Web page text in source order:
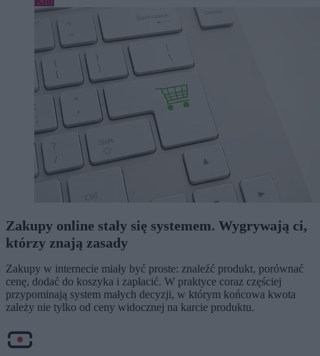
Zakupy online stały się systemem. Wygrywają ci,
którzy znają zasady
Zakupy w internecie miały być proste: znaleźć produkt, porównać
cenę, dodać do koszyka i zapłacić. W praktyce coraz częściej
przypominają system małych decyzji, w którym końcowa kwota
zależy nie tylko od ceny widocznej na karcie produktu.